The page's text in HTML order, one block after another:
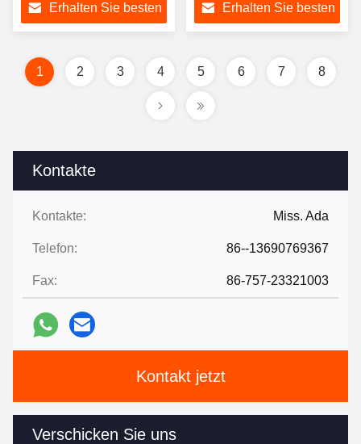
Kontakte
Kontakte: Miss. Ada
Telefon: 86--13690769367
Fax: 86-757-23321003
Kontakt jetzt
Verschicken Sie uns
Erhalten Sie besten Erhalten Sie besten
1 2 3 4 5 6 7 8